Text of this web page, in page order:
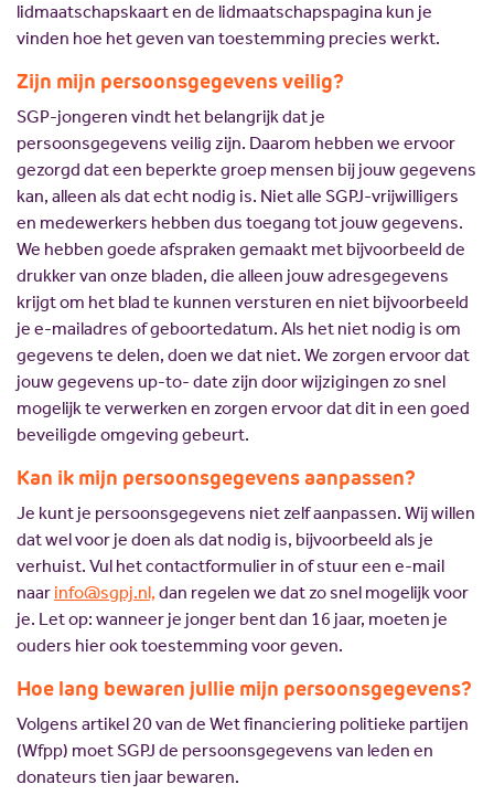
lidmaatschapskaart en de lidmaatschapspagina kun je
vinden hoe het geven van toestemming precies werkt.
Zijn mijn persoonsgegevens veilig?
SGP-jongeren vindt het belangrijk dat je
persoonsgegevens veilig zijn. Daarom hebben we ervoor
gezorgd dat een beperkte groep mensen bij jouw gegevens
kan, alleen als dat echt nodig is. Niet alle SGPJ-vrijwilligers
en medewerkers hebben dus toegang tot jouw gegevens.
We hebben goede afspraken gemaakt met bijvoorbeeld de
drukker van onze bladen, die alleen jouw adresgegevens
krijgt om het blad te kunnen versturen en niet bijvoorbeeld
je e-mailadres of geboortedatum. Als het niet nodig is om
gegevens te delen, doen we dat niet. We zorgen ervoor dat
jouw gegevens up-to- date zijn door wijzigingen zo snel
mogelijk te verwerken en zorgen ervoor dat dit in een goed
beveiligde omgeving gebeurt.
Kan ik mijn persoonsgegevens aanpassen?
Je kunt je persoonsgegevens niet zelf aanpassen. Wij willen
dat wel voor je doen als dat nodig is, bijvoorbeeld als je
verhuist. Vul het contactformulier in of stuur een e-mail
naar info@sgpj.nl, dan regelen we dat zo snel mogelijk voor
je. Let op: wanneer je jonger bent dan 16 jaar, moeten je
ouders hier ook toestemming voor geven.
Hoe lang bewaren jullie mijn persoonsgegevens?
Volgens artikel 20 van de Wet financiering politieke partijen
(Wfpp) moet SGPJ de persoonsgegevens van leden en
donateurs tien jaar bewaren.